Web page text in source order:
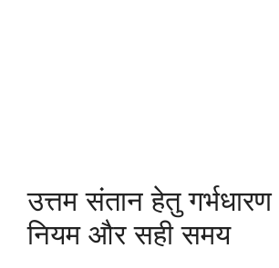
उत्तम संतान हेतु
नियम और सही समय